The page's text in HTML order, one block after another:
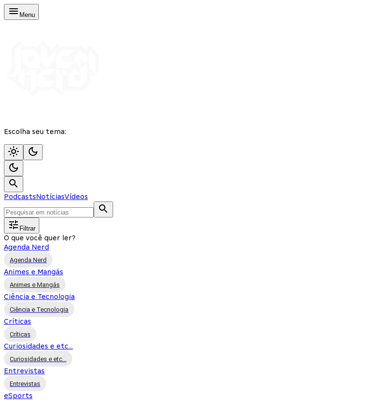
Menu
Escolha seu tema:
PodcastsNotíciasVídeos
Filtrar
O que você quer ler?
Agenda Nerd
Agenda Nerd
Animes e Mangás
Animes e Mangás
Ciência e Tecnologia
Ciência e Tecnologia
Críticas
Críticas
Curiosidades e etc...
Curiosidades e etc...
Entrevistas
Entrevistas
eSports